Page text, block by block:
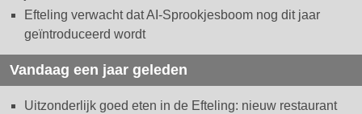
Efteling verwacht dat AI-Sprookjesboom nog dit jaar
geïntroduceerd wordt
Vandaag een jaar geleden
Uitzonderlijk goed eten in de Efteling: nieuw restaurant